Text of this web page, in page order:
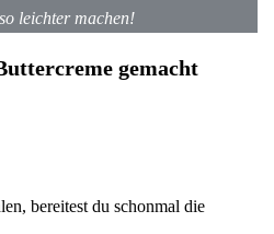
leichter machen!
gemacht
bereitest du schonmal die